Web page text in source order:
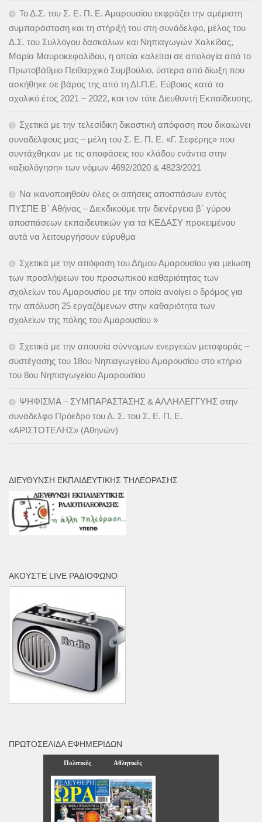
Το Δ.Σ. του Σ. Ε. Π. Ε. Αμαρουσίου εκφράζει την αμέριστη
συμπαράσταση και τη στήριξή του στη συνάδελφο, μέλος του
Δ.Σ. του Συλλόγου δασκάλων και Νηπιαγωγών Χαλκίδας,
Μαρία Μαυροκεφαλίδου, η οποία καλείται σε απολογία από το
Πρωτοβάθμιο Πειθαρχικό Συμβούλιο, ύστερα από δίωξη που
ασκήθηκε σε βάρος της από τη ΔΙ.Π.Ε. Εύβοιας κατά το
σχολικό έτος 2021 – 2022, και τον τότε Διευθυντή Εκπαίδευσης.
Σχετικά με την τελεσίδικη δικαστική απόφαση που δικαιώνει
συναδέλφους μας – μέλη του Σ. Ε. Π. Ε. «Γ. Σεφέρης» που
συντάχθηκαν με τις αποφάσεις του κλάδου ενάντια στην
«αξιολόγηση» των νόμων 4692/2020 & 4823/2021
Να ικανοποιηθούν όλες οι αιτήσεις αποσπάσων εντός
ΠΥΣΠΕ Β΄ Αθήνας – Διεκδικούμε την διενέργεια β΄ γύρου
αποσπάσεων εκπαιδευτικών για τα ΚΕΔΑΣΥ προκειμένου
αυτά να λειτουργήσουν εύρυθμα
Σχετικά με την απόφαση του Δήμου Αμαρουσίου για μείωση
των προσλήψεων του προσωπικού καθαριότητας των
σχολείων του Αμαρουσίου με την οποία ανοίγει ο δρόμος για
την απόλυση 25 εργαζόμενων στην καθαριότητα των
σχολείων της πόλης του Αμαρουσίου »
Σχετικά με την απουσία σύννομων ενεργειών μεταφοράς –
συστέγασης του 18ου Νηπιαγωγείου Αμαρουσίου στο κτήριο
του 8ου Νηπιαγωγείου Αμαρουσίου
ΨΗΦΙΣΜΑ – ΣΥΜΠΑΡΑΣΤΑΣΗΣ & ΑΛΛΗΛΕΓΓΥΗΣ στην
συνάδελφο Πρόεδρο του Δ. Σ. του Σ. Ε. Π. Ε.
«ΑΡΙΣΤΟΤΕΛΗΣ» (Αθηνών)
ΔΙΕΎΘΥΝΣΗ ΕΚΠΑΙΔΕΥΤΙΚΉΣ ΤΗΛΕΌΡΑΣΗΣ
ΑΚΟΎΣΤΕ LIVE ΡΑΔΙΌΦΩΝΟ
ΠΡΩΤΟΣΈΛΙΔΑ ΕΦΗΜΕΡΊΔΩΝ